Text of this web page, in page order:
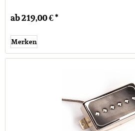
ab 219,00 € *
Merken